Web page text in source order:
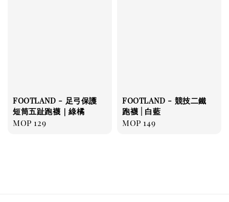
FOOTLAND - 足弓保護
短筒五趾跑襪｜綠橘
Regular
MOP 129
FOOTLAND - 競技二鐵
跑襪 | 白藍
Regular
MOP 149